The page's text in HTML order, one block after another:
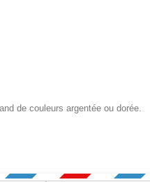
de couleurs argentée ou dorée.